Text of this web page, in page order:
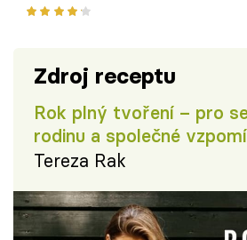
Zdroj receptu
Rok plný tvoření – pro
rodinu a společné
Tereza Rak